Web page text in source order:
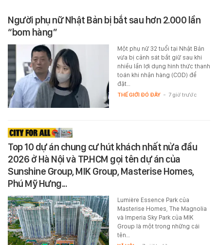
Người phụ nữ Nhật Bản bị bắt sau hơn 2.000 lần
“bom hàng”
Một phụ nữ 32 tuổi tại Nhật Bản
vừa bị cảnh sát bắt giữ sau khi
nhiều lần lợi dụng hình thức thanh
toán khi nhận hàng (COD) để
đặt…
THẾ GIỚI ĐÓ ĐÂY - 7 giờ trước
Top 10 dự án chung cư hút khách nhất nửa đầu
2026 ở Hà Nội và TP.HCM gọi tên dự án của
Sunshine Group, MIK Group, Masterise Homes,
Phú Mỹ Hưng...
Lumière Essence Park của
Masterise Homes, The Magnolia
và Imperia Sky Park của MIK
Group là một trong những cái
tên…